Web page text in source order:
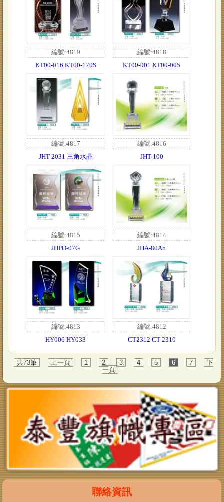
編號:4819
KT00-016 KT00-170S
編號:4818
KT00-001 KT00-005
編號:4817
JHT-2031 三角水晶
編號:4816
JHT-100
編號:4815
JHPO-07G
編號:4814
JHA-80A5
編號:4813
HY006 HY033
編號:4812
CT2312 CT-2310
共73筆 上一頁 1 2 3 4 5 6 7
下
一頁